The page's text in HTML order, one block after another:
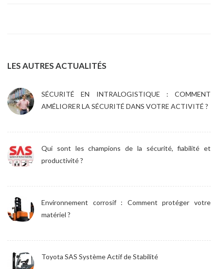
LES AUTRES ACTUALITÉS
SÉCURITÉ EN INTRALOGISTIQUE : COMMENT
AMÉLIORER LA SÉCURITÉ DANS VOTRE ACTIVITÉ ?
Qui sont les champions de la sécurité, fiabilité et
productivité ?
Environnement corrosif : Comment protéger votre
matériel ?
Toyota SAS Système Actif de Stabilité